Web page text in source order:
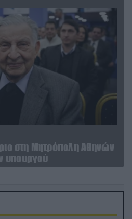
στη Μητρόπολη Αθηνών
υπουργού